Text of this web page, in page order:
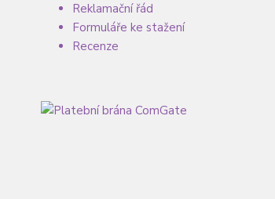
Reklamační řád
Formuláře ke stažení
Recenze